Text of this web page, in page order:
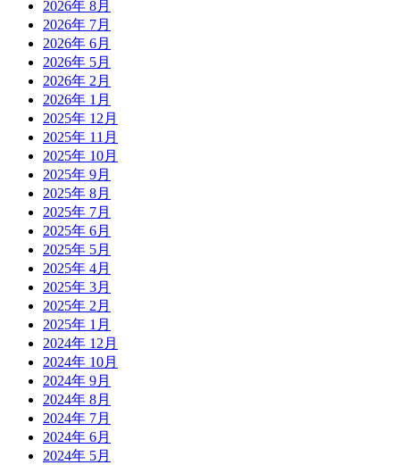
2026年 8月
2026年 7月
2026年 6月
2026年 5月
2026年 2月
2026年 1月
2025年 12月
2025年 11月
2025年 10月
2025年 9月
2025年 8月
2025年 7月
2025年 6月
2025年 5月
2025年 4月
2025年 3月
2025年 2月
2025年 1月
2024年 12月
2024年 10月
2024年 9月
2024年 8月
2024年 7月
2024年 6月
2024年 5月